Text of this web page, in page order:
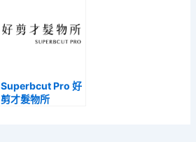
Superbcut Pro 好
剪才髮物所